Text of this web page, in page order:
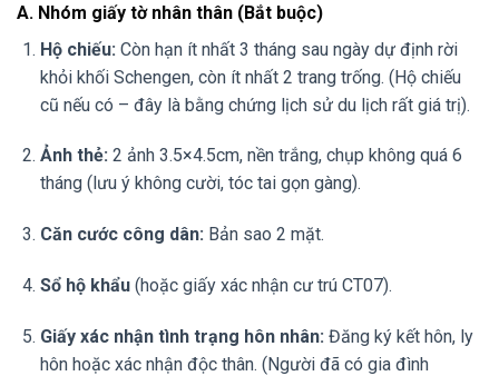
A. Nhóm giấy tờ nhân thân (Bắt buộc)
Hộ chiếu: Còn hạn ít nhất 3 tháng sau ngày dự định rời
khỏi khối Schengen, còn ít nhất 2 trang trống. (Hộ chiếu
cũ nếu có – đây là bằng chứng lịch sử du lịch rất giá trị).
Ảnh thẻ: 2 ảnh 3.5×4.5cm, nền trắng, chụp không quá 6
tháng (lưu ý không cười, tóc tai gọn gàng).
Căn cước công dân: Bản sao 2 mặt.
Sổ hộ khẩu(hoặc giấy xác nhận cư trú CT07).
Giấy xác nhận tình trạng hôn nhân: Đăng ký kết hôn, ly
hôn hoặc xác nhận độc thân. (Người đã có gia đình